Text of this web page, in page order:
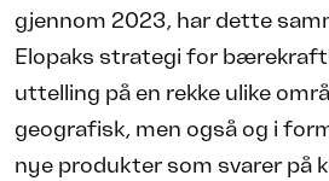
gjennom 2023, har dette
Elopaks strategi for
uttelling på en rekke ulike
geografisk, men også og i
nye produkter som svarer på